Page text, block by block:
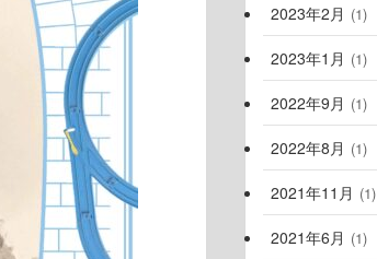
2023年2月 (1)
2023年1月 (1)
2022年9月 (1)
2022年8月 (1)
2021年11月 (1)
2021年6月 (1)